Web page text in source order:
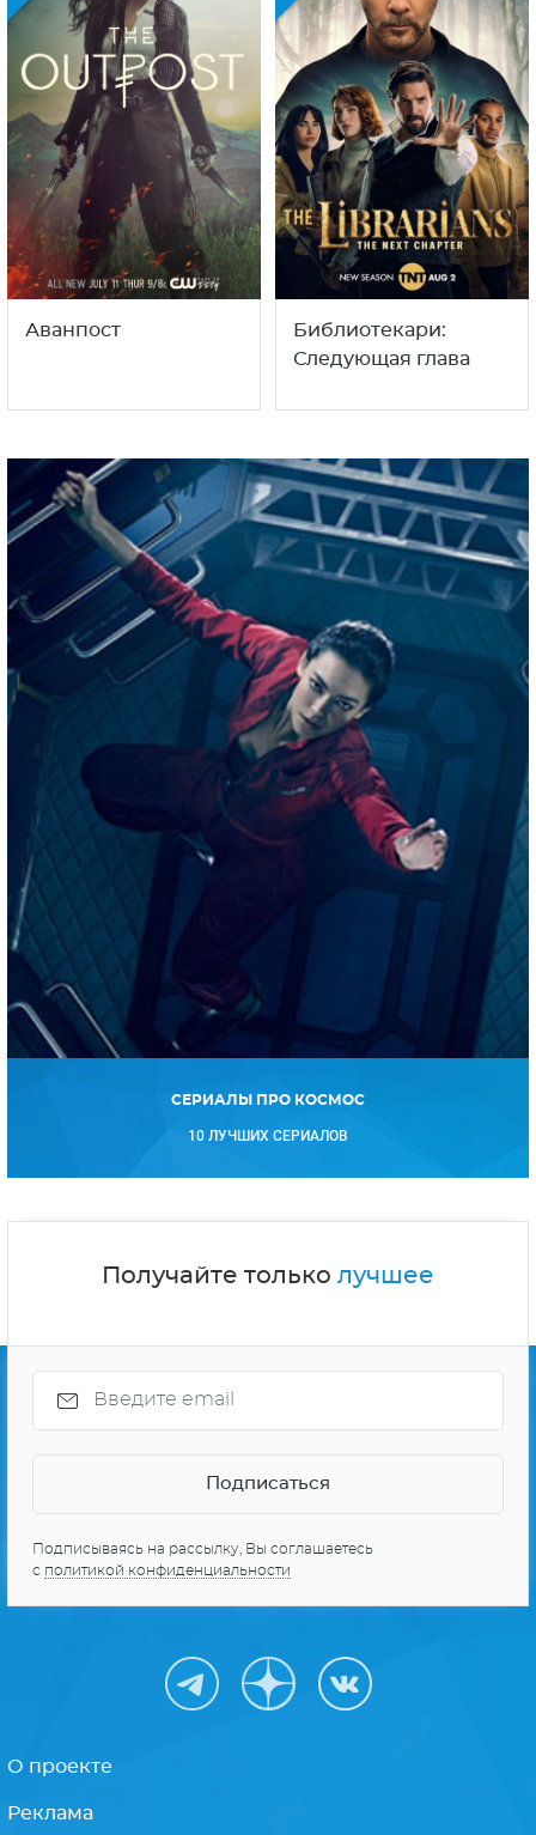
Аванпост
Библиотекари:
Следующая глава
СЕРИАЛЫ ПРО КОСМОС
10 ЛУЧШИХ СЕРИАЛОВ
Получайте только лучшее
Подписываясь на рассылку, Вы соглашаетесь
с политикой конфиденциальности
О проекте
Реклама